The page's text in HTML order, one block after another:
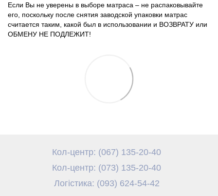
Если Вы не уверены в выборе матраса – не распаковывайте
его, поскольку после снятия заводской упаковки матрас
считается таким, какой был в использовании и ВОЗВРАТУ или
ОБМЕНУ НЕ ПОДЛЕЖИТ!
Кол-центр: (067) 135-20-40
Кол-центр: (073) 135-20-40
Логістика: (093) 624-54-42